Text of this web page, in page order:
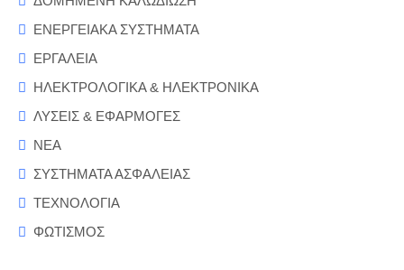
ΕΝΕΡΓΕΙΑΚΑ ΣΥΣΤΗΜΑΤΑ
ΕΡΓΑΛΕΙΑ
ΗΛΕΚΤΡΟΛΟΓΙΚΑ & ΗΛΕΚΤΡΟΝΙΚΑ
ΛΥΣΕΙΣ & ΕΦΑΡΜΟΓΕΣ
ΝΕΑ
ΣΥΣΤΗΜΑΤΑ ΑΣΦΑΛΕΙΑΣ
ΤΕΧΝΟΛΟΓΙΑ
ΦΩΤΙΣΜΟΣ